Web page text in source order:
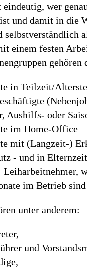
wer
und damit in die
selbstverständlich
einem festen
gehören
in Teilzeit/
Aushilfs- oder
im Home-Office
mit (Langzeit-)
- und in Elternzeit
Leiharbeitnehmer,
im Betrieb sind
unter anderem:
und